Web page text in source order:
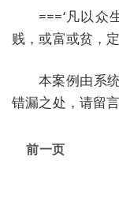
===‘凡以
贱，或富或贫，
本案例由系
错漏之处，请留
前一页